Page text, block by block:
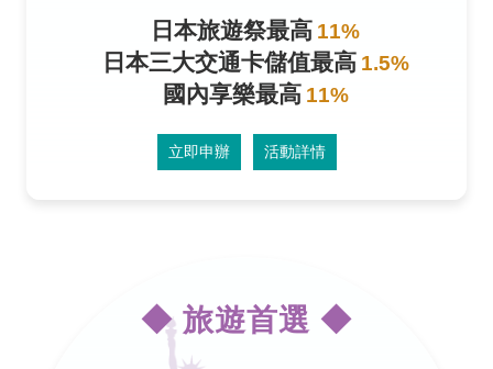
日本旅遊祭最高 11%
日本三大交通卡儲值最高 1.5%
國內享樂最高 11%
立即申辦 活動詳情
◆ 旅遊首選 ◆